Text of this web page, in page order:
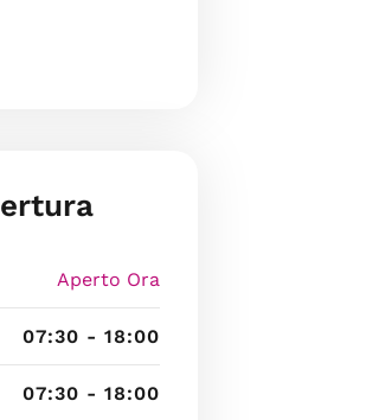
Aperto Ora
07:30 - 18:00
07:30 - 18:00